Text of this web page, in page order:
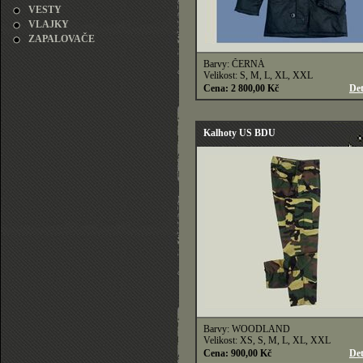
VESTY
VLAJKY
ZAPALOVAČE
Barvy: ČERNÁ
Velikost: S, M, L, XL, XXL
Cena: 2 800,00 Kč
Kalhoty US BDU
Barvy: WOODLAND
Velikost: XS, S, M, L, XL, XXL
Cena: 900,00 Kč